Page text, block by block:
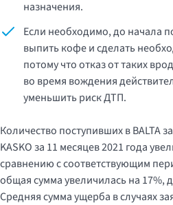
назначения.
Если необходимо, до начала
выпить кофе и сделать
потому что отказ от таких
во время вождения
уменьшить риск ДТП.
Количество поступивших в BALTA
KASKO за 11 месяцев 2021 года
сравнению с соответствующим
общая сумма увеличилась на 17%,
Средняя сумма ущерба в случаях